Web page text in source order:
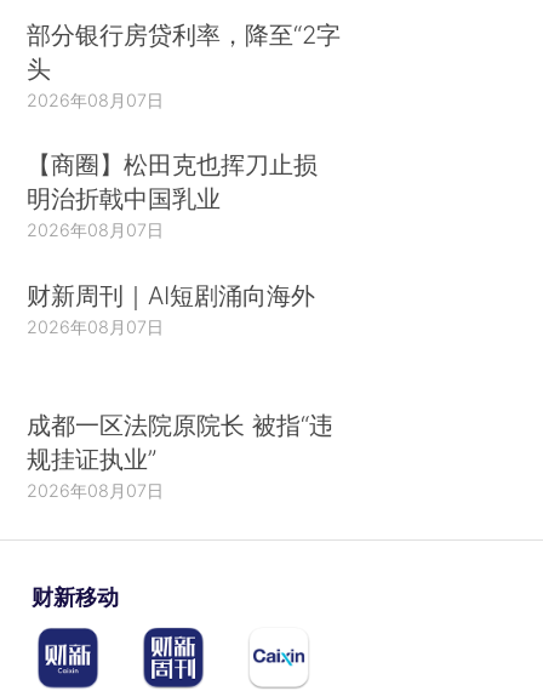
部分银行房贷利率，降至“2字
头
2026年08月07日
【商圈】松田克也挥刀止损
明治折戟中国乳业
2026年08月07日
财新周刊｜AI短剧涌向海外
2026年08月07日
成都一区法院原院长 被指“违
规挂证执业”
2026年08月07日
财新移动